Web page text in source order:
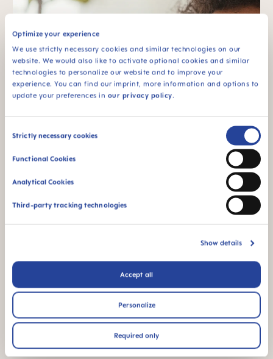
Optimize your experience
We use strictly necessary cookies and similar technologies on our
website. We would also like to activate optional cookies and similar
technologies to personalize our website and to improve your
experience. You can find our imprint, more information and options to
update your preferences in our privacy policy.
Consent
Strictly necessary cookies
Functional Cookies
Analytical Cookies
Third-party tracking technologies
Show details
Accept all
Personalize
Required only
Gå med och lås
upp exklusiva
förmåner
20 % rabatt på välkomstkupong
GÅ MED I KLUBBEN